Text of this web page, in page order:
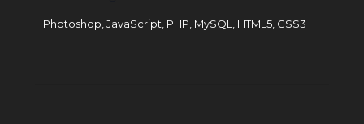
Photoshop, JavaScript, PHP, MySQL, HTML5, CSS3